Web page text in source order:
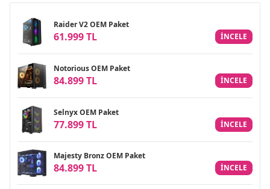
Raider V2 OEM Paket
61.999 TL INCELE
Notorious OEM Paket
84.899 TL INCELE
Selnyx OEM Paket
77.899 TL INCELE
Majesty Bronz OEM Paket
84.899 TL INCELE